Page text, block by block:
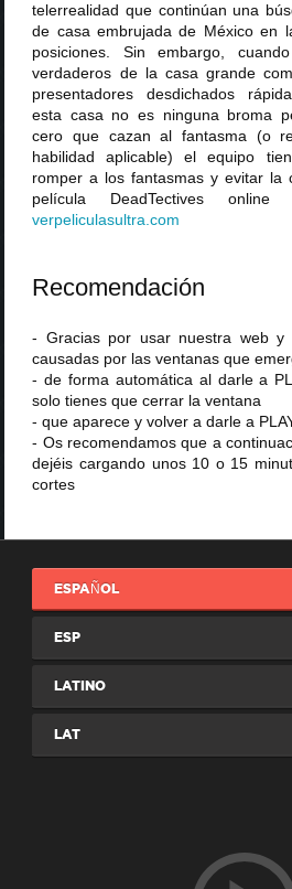
telerrealidad que continúan una
de casa embrujada de México en
posiciones. Sin embargo,
verdaderos de la casa grande
presentadores desdichados
esta casa no es ninguna broma
cero que cazan al fantasma (o
habilidad aplicable) el equipo
romper a los fantasmas y evitar la
película DeadTectives
verpeliculasultra .com
Recomendación
- Gracias por usar nuestra web y
causadas por las ventanas que
- de forma automática al darle a
solo tienes que cerrar la ventana
- que aparece y volver a darle a
- Os recomendamos que a
dejéis cargando unos 10 o 15
cortes
ESPAÑOL
ESP
LATINO
LAT